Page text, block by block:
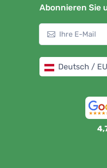
Abonnieren Sie
Deutsch /